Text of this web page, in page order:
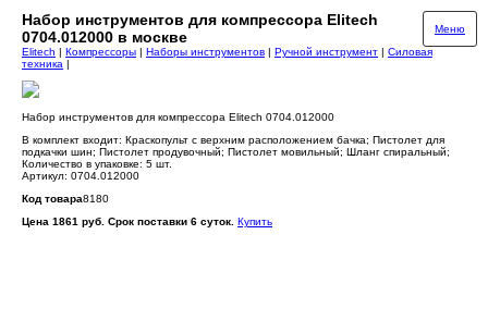
Набор инструментов для компрессора Elitech
0704.012000 в москве
Меню
Elitech | Компрессоры | Наборы инструментов | Ручной инструмент | Силовая
техника |
Набор инструментов для компрессора Elitech 0704.012000
В комплект входит: Краскопульт с верхним расположением бачка; Пистолет для
подкачки шин; Пистолет продувочный; Пистолет мовильный; Шланг спиральный;
Количество в упаковке: 5 шт.
Артикул: 0704.012000
Код товара8180
Цена 1861 руб. Срок поставки 6 суток. Купить